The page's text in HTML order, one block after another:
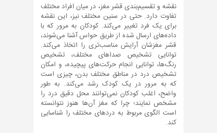
نقشه و تقسیم‌بندی قشر مغز، در میان افراد مختلف
تفاوت دارد. حتی در سنین مختلف نیز، این نقشه
برای یک فرد تغییر می‌کند. کودکان به مرور که با
داده‌های ارسال شده از طریق حواس آشنا می‌شوند،
قشر مغزشان آرایش مناسب‌تری را اتخاذ می‌کند.
توانایی تشخیص صدا‌های مختلف، تشخیص
رنگ‌ها، توانایی انجام حرکت‌های پیچیده، و امکان
تشخیص درد در مناطق مختلف بدن، چیزی است
که به مرور در یک کودک رشد می‌کند. به طور
واضح، اغلب کودکان نمی‌توانند محل دقیق درد را
مشخص نمایند؛ چرا که مغز آن‌ها هنوز نتوانسته
است الگوی مربوط به دردهای مختلف را شناسایی
کند.